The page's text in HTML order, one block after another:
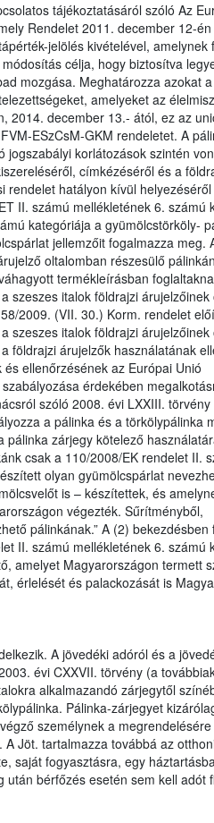
tájékoztatásáról szóló Az
Rendelet 2011. december 12-
jelölés kivételével, amelynek
célja, hogy biztosítva
mozgása. Meghatározza azokat a
amelyeket az
2014. december 13.- ától, ez az
ESzCsM-GKM rendeletet. A
korlátozások szintén
címkézéséről és a
rendelet hatályon kívül
II. számú mellékletének 6. számú
kategóriája a gyümölcstörköly-
jellemzőit fogalmazza meg.
oltalomban részesülő
termékleírásban
szeszes italok földrajzi árujelzőinek
2009. (VII. 30.) Korm. rendelet
szeszes italok földrajzi árujelzőinek
földrajzi árujelzők használatának
ellenőrzésének az Európai Unió
érdekében
szóló 2008. évi LXXIII. törvény
a pálinka és a törkölypálinka
zárjegy kötelező
csak a 110/2008/EK rendelet II.
olyan gyümölcspárlat
is – készítettek, és
végezték. Sűrítményből,
pálinkának.” A (2) bekezdésben
II. számú mellékletének 6. számú
amelyet Magyarországon termett
érlelését és palackozását is
A jövedéki adóról és a
évi CXXVII. törvény (a
alkalmazandó zárjegytől
Pálinka-zárjegyet
személynek a
Jöt. tartalmazza továbbá az
saját fogyasztásra, egy
bérfőzés esetén sem kell adót